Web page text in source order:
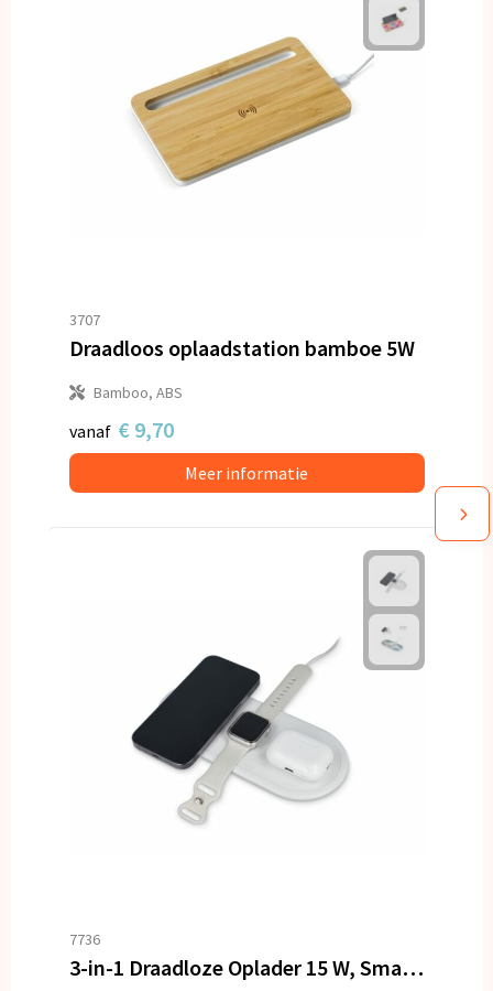
3707
Draadloos oplaadstation bamboe 5W
Bamboo, ABS
vanaf € 9,70
Meer informatie
7736
3-in-1 Draadloze Oplader 15 W, Smartphone / Apple Watch / AirPod